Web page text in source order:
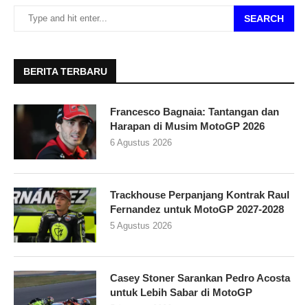
SEARCH
BERITA TERBARU
Francesco Bagnaia: Tantangan dan
Harapan di Musim MotoGP 2026
6 Agustus 2026
Trackhouse Perpanjang Kontrak Raul
Fernandez untuk MotoGP 2027-2028
5 Agustus 2026
Casey Stoner Sarankan Pedro Acosta
untuk Lebih Sabar di MotoGP